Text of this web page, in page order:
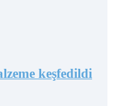
keşfedildi